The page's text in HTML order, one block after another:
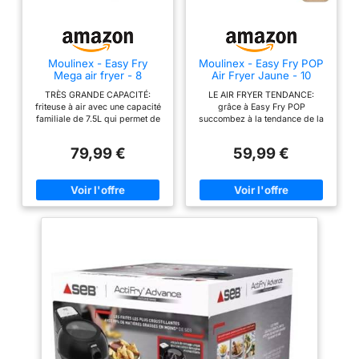
excellent moyen de
déguster des aliments
frits et sains. Cette
friteuse electrique sans
huile vous donne le
choix entre 10
plus saines, à votre
ALIMENTS POUR TOUTE
LA FAMILLE : Que vous
soyez seul ou que vous
friteuse à air chaud de 18
litres est assez grande
pour tout le monde. Il
suffit d'ajouter vos
aliments préférés dans
ces friteuses. CUISSON
Moulinex - Easy Fry
Mega air fryer - 8
programmes - 7.5 L -
Noir
TRÈS GRANDE CAPACITÉ:
friteuse à air avec une capacité
familiale de 7.5L qui permet de
savoureux qui plairont à tout le
friteuse sans huile offre à la fois
une très grande capacité et un
format compact CUISSON
température (de 80°C à 200°C,
jusqu'à 60minutes) grâce au
bouton rotatif GAIN DE TEMPS
ET D'ÉNERGIE: consomme
jusqu'à 70% moins d'énergie et
cuit jusqu'à 37% plus vite (tests
effectués en 2024 avec des
frites surgelées) RÉPARABILITÉ
79,99 €
Moulinex - Easy Fry POP
Air Fryer Jaune - 10
LE AIR FRYER TENDANCE:
grâce à Easy Fry POP
succombez à la tendance de la
EN UN RIEN DE TEMPS : le air
de préparer des repas sains et
savoureux en un rien de temps
avec peu ou pas d'huile
les familles les plus affamées
et idéale pour recevoir des
invités ÉCONOMIES D'ÉNERGIE
: Easy Fry POP de Moulinex
vous permet d'économiser
jusqu'à 70 % d'énergie avec
des résultats 46 % plus rapides
pour une cuisine maison facile
59,99 €